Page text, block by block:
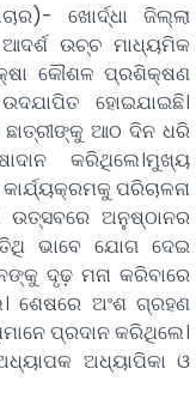
ଖୋର୍ଦ୍ଧା ଜିଲ୍ଲା
ଆଦର୍ଶ ଉଚ୍ଚ ମାଧ୍ୟମିକ
କୌଶଳ ପ୍ରଶିକ୍ଷଣ
ହୋଇଯାଇଛି।
ଛାତ୍ରୀଙ୍କୁ ଆଠ ଦିନ ଧରି
କରିଥିଲେ।ମୁଖ୍ୟ
କାର୍ଯ୍ୟକ୍ରମକୁ ପରିଚାଳନା
ଉତ୍ସବରେ ଅନୁଷ୍ଠାନର
ଭାବେ ଯୋଗ ଦେଇ
ଦୃଢ଼ ମନା କରିବାରେ
ଶେଷରେ ଅଂଶ ଗ୍ରହଣ
ପ୍ରଦାନ କରିଥିଲେ।
ଅଧ୍ୟାପିକା ଓ